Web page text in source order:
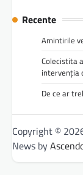
Recente
Amintirile
Colecistita
intervenția
De ce ar
Copyright ©
News by